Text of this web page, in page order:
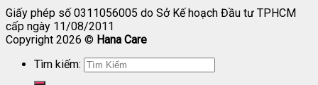
Giấy phép số 0311056005 do Sở Kế hoạch Đầu tư TPHCM
cấp ngày 11/08/2011
Copyright 2026 © Hana Care
Tìm kiếm: